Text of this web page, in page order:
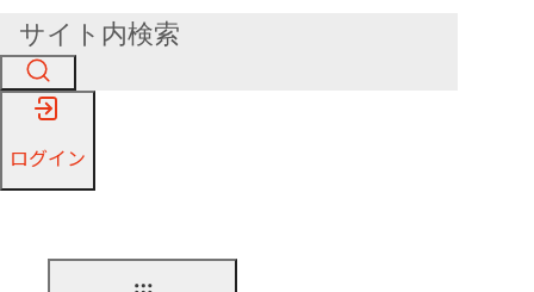
ログイン